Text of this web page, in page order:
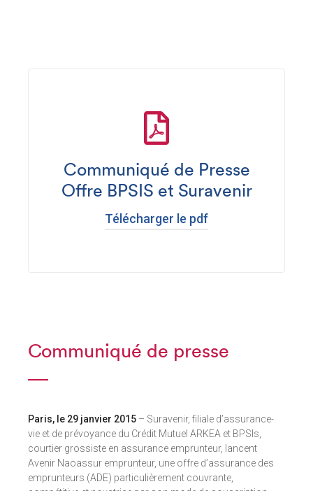
Communiqué de Presse
Offre BPSIS et Suravenir
Télécharger le pdf
Communiqué de presse
Paris, le 29 janvier 2015 – Suravenir, filiale d’assurance-
vie et de prévoyance du Crédit Mutuel ARKEA et BPSIs,
courtier grossiste en assurance emprunteur, lancent
Avenir Naoassur emprunteur, une offre d’assurance des
emprunteurs (ADE) particulièrement couvrante,